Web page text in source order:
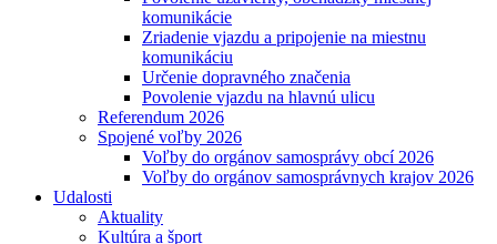
komunikácie
Zriadenie vjazdu a pripojenie na miestnu
komunikáciu
Určenie dopravného značenia
Povolenie vjazdu na hlavnú ulicu
Referendum 2026
Spojené voľby 2026
Voľby do orgánov samosprávy obcí 2026
Voľby do orgánov samosprávnych krajov 2026
Udalosti
Aktuality
Kultúra a šport